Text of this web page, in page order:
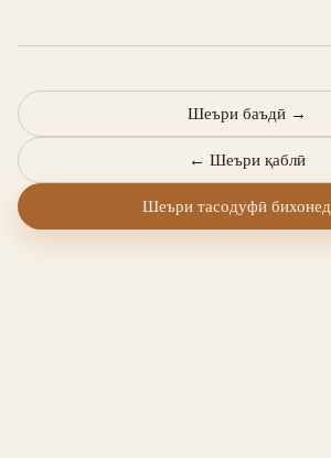
← Шеъри қаблӣ
Шеъри баъдӣ →
Шеъри тасодуфӣ бихонед